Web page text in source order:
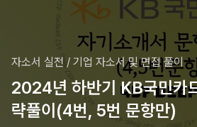
자소서 실전 / 기업 자소서 및 면접 풀이
2024년 하반기 KB국민카
략풀이(4번, 5번 문항만)